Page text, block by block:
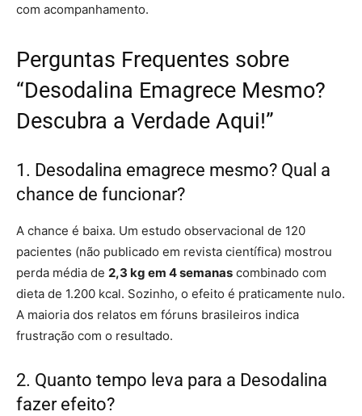
com acompanhamento.
Perguntas Frequentes sobre
“Desodalina Emagrece Mesmo?
Descubra a Verdade Aqui!”
1. Desodalina emagrece mesmo? Qual a
chance de funcionar?
A chance é baixa. Um estudo observacional de 120
pacientes (não publicado em revista científica) mostrou
perda média de 2,3 kg em 4 semanas combinado com
dieta de 1.200 kcal. Sozinho, o efeito é praticamente nulo.
A maioria dos relatos em fóruns brasileiros indica
frustração com o resultado.
2. Quanto tempo leva para a Desodalina
fazer efeito?